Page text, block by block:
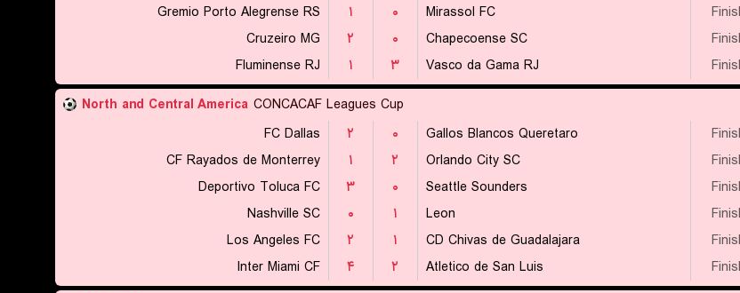
Gremio Porto Alegrense RS
۱ ۰ Mirassol FC
Cruzeiro MG
۲ ۰ Chapecoense SC
Fluminense RJ
۱ ۳ Vasco da Gama RJ
North and Central America CONCACAF Leagues Cup
FC Dallas
۲ ۰ Gallos Blancos Queretaro
CF Rayados de Monterrey
۱ ۲ Orlando City SC
Deportivo Toluca FC
۳ ۰ Seattle Sounders
Nashville SC
۰ ۱ Leon
Los Angeles FC
۲ ۱ CD Chivas de Guadalajara
Inter Miami CF
۴ ۲ Atletico de San Luis